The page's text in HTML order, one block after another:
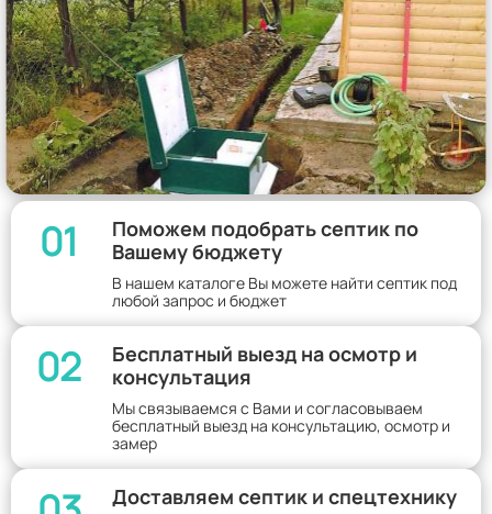
01
Поможем подобрать септик по
Вашему бюджету
В нашем каталоге Вы можете найти септик под
любой запрос и бюджет
02
Бесплатный выезд на осмотр и
консультация
Мы связываемся с Вами и согласовываем
бесплатный выезд на консультацию, осмотр и
замер
Доставляем септик и спецтехнику